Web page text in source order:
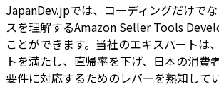
JapanDev.jpでは、コーディングだけで
スを理解するAmazon Seller Tools
ことができます。当社のエキスパートは
トを満たし、直帰率を下げ、日本の消費
要件に対応するためのレバーを熟知してい